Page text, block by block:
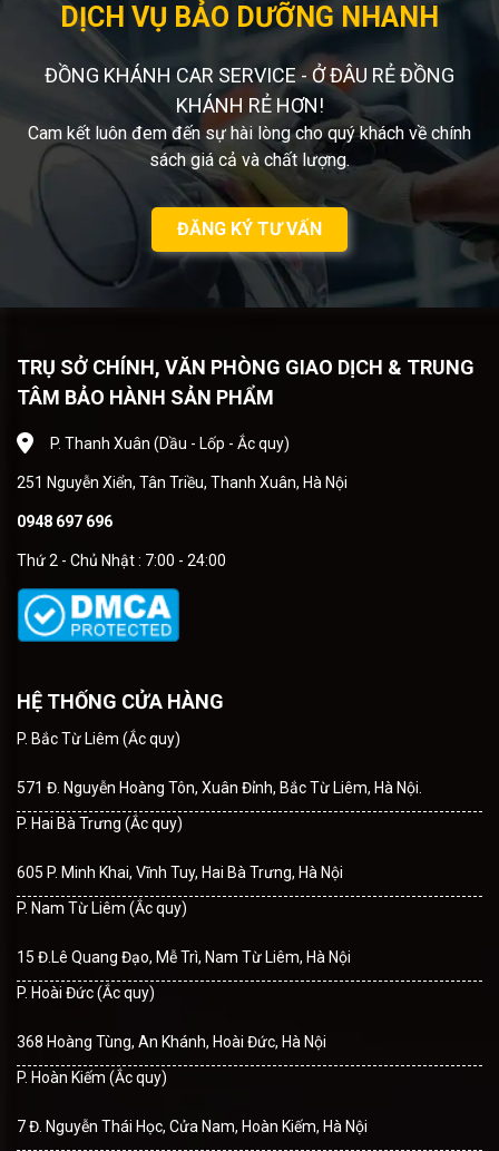
DỊCH VỤ BẢO DƯỠNG NHANH
ĐỒNG KHÁNH CAR SERVICE - Ở ĐÂU RẺ ĐỒNG
KHÁNH RẺ HƠN!
Cam kết luôn đem đến sự hài lòng cho quý khách về chính
sách giá cả và chất lượng.
ĐĂNG KÝ TƯ VẤN
TRỤ SỞ CHÍNH, VĂN PHÒNG GIAO DỊCH & TRUNG
TÂM BẢO HÀNH SẢN PHẨM
P. Thanh Xuân (Dầu - Lốp - Ắc quy)
251 Nguyễn Xiển, Tân Triều, Thanh Xuân, Hà Nội
0948 697 696
Thứ 2 - Chủ Nhật : 7:00 - 24:00
HỆ THỐNG CỬA HÀNG
P. Bắc Từ Liêm (Ắc quy)
571 Đ. Nguyễn Hoàng Tôn, Xuân Đỉnh, Bắc Từ Liêm, Hà Nội.
P. Hai Bà Trưng (Ắc quy)
605 P. Minh Khai, Vĩnh Tuy, Hai Bà Trưng, Hà Nội
P. Nam Từ Liêm (Ắc quy)
15 Đ.Lê Quang Đạo, Mễ Trì, Nam Từ Liêm, Hà Nội
P. Hoài Đức (Ắc quy)
368 Hoàng Tùng, An Khánh, Hoài Đức, Hà Nội
P. Hoàn Kiếm (Ắc quy)
7 Đ. Nguyễn Thái Học, Cửa Nam, Hoàn Kiếm, Hà Nội